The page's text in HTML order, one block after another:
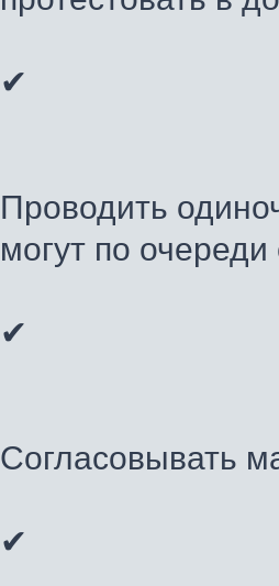
✔
Проводить
могут по очереди
✔
Согласовывать
✔